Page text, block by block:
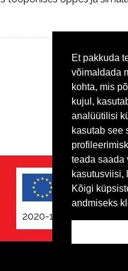
Et pakkuda
võimaldada
kohta, mis
kujul,
analüütilisi
kasutab see
teada saada
kasutusviisi,
Kõigi
andmiseks
2020-1-PT01-KA202-